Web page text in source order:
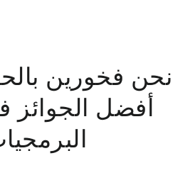
نحن فخورين
أفضل